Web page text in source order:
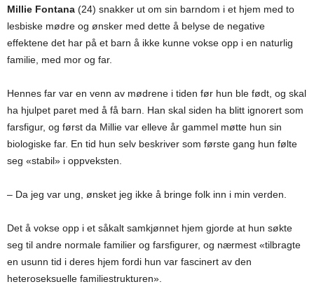
Millie Fontana (24) snakker ut om sin barndom i et hjem med to
lesbiske mødre og ønsker med dette å belyse de negative
effektene det har på et barn å ikke kunne vokse opp i en naturlig
familie, med mor og far.
Hennes far var en venn av mødrene i tiden før hun ble født, og skal
ha hjulpet paret med å få barn. Han skal siden ha blitt ignorert som
farsfigur, og først da Millie var elleve år gammel møtte hun sin
biologiske far. En tid hun selv beskriver som første gang hun følte
seg «stabil» i oppveksten.
– Da jeg var ung, ønsket jeg ikke å bringe folk inn i min verden.
Det å vokse opp i et såkalt samkjønnet hjem gjorde at hun søkte
seg til andre normale familier og farsfigurer, og nærmest «tilbragte
en usunn tid i deres hjem fordi hun var fascinert av den
heteroseksuelle familiestrukturen».